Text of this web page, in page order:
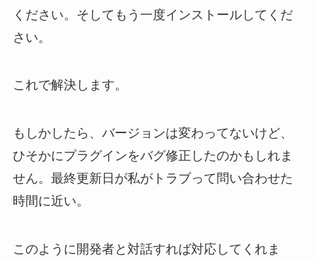
ください。そしてもう一度インストールしてくだ
さい。
これで解決します。
もしかしたら、バージョンは変わってないけど、
ひそかにプラグインをバグ修正したのかもしれま
せん。最終更新日が私がトラブって問い合わせた
時間に近い。
このように開発者と対話すれば対応してくれま